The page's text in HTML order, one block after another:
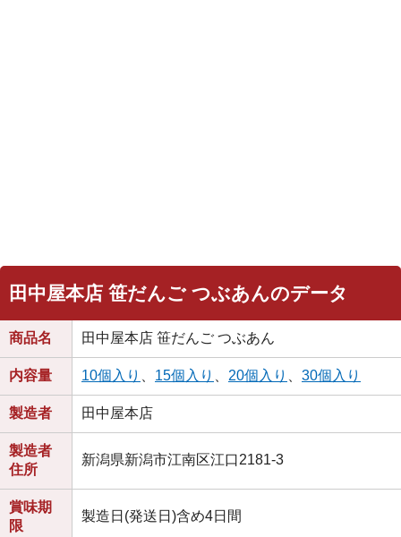
田中屋本店 笹だんご つぶあんのデータ
商品名 田中屋本店 笹だんご つぶあん
内容量 10個入り 15個入り 20個入り 30個入り
製造者 田中屋本店
製造者
住所
新潟県新潟市江南区江口2181-3
賞味期
限
製造日(発送日)含め4日間